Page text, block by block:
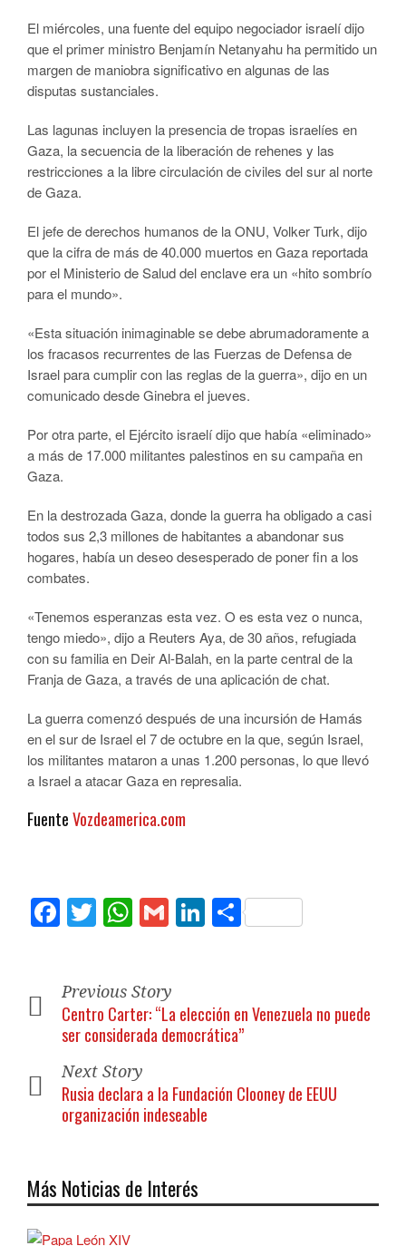
El miércoles, una fuente del equipo negociador israelí dijo
que el primer ministro Benjamín Netanyahu ha permitido un
margen de maniobra significativo en algunas de las
disputas sustanciales.
Las lagunas incluyen la presencia de tropas israelíes en
Gaza, la secuencia de la liberación de rehenes y las
restricciones a la libre circulación de civiles del sur al norte
de Gaza.
El jefe de derechos humanos de la ONU, Volker Turk, dijo
que la cifra de más de 40.000 muertos en Gaza reportada
por el Ministerio de Salud del enclave era un «hito sombrío
para el mundo».
«Esta situación inimaginable se debe abrumadoramente a
los fracasos recurrentes de las Fuerzas de Defensa de
Israel para cumplir con las reglas de la guerra», dijo en un
comunicado desde Ginebra el jueves.
Por otra parte, el Ejército israelí dijo que había «eliminado»
a más de 17.000 militantes palestinos en su campaña en
Gaza.
En la destrozada Gaza, donde la guerra ha obligado a casi
todos sus 2,3 millones de habitantes a abandonar sus
hogares, había un deseo desesperado de poner fin a los
combates.
«Tenemos esperanzas esta vez. O es esta vez o nunca,
tengo miedo», dijo a Reuters Aya, de 30 años, refugiada
con su familia en Deir Al-Balah, en la parte central de la
Franja de Gaza, a través de una aplicación de chat.
La guerra comenzó después de una incursión de Hamás
en el sur de Israel el 7 de octubre en la que, según Israel,
los militantes mataron a unas 1.200 personas, lo que llevó
a Israel a atacar Gaza en represalia.
FuenteVozdeamerica.com
Facebook
TwitterWhatsApp
GmailLinkedIn
Compartir
Previous Story
Centro Carter: “La elección en Venezuela no puede
ser considerada democrática”
Next Story
Rusia declara a la Fundación Clooney de EEUU
organización indeseable
Más Noticias de Interés